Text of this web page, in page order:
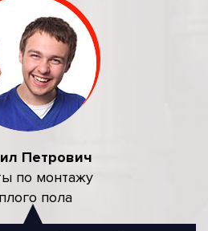
Петрович
по монтажу
пола